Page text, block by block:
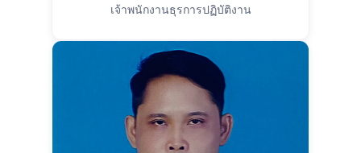
เจ้าพนักงานธุรการปฏิบัติงาน